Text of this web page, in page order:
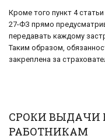
Кроме того пункт 4
27-ФЗ прямо
передавать каждому
Таким образом,
закреплена за
СРОКИ ВЫДАЧИ
РАБОТНИКАМ